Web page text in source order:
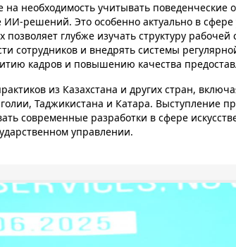
необходимость учитывать поведенческие
ИИ-решений. Это особенно актуально в
глубже изучать структуру
сотрудников и внедрять системы
кадров и повышению качества
из Казахстана и других стран,
Таджикистана и Катара. Выступление
современные разработки в сфере
управлении.